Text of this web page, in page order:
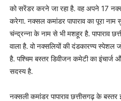
को सरेंडर करने जा रहा है. वह अपने 17
करेगा. नक्सल कमांडर पापाराव का पूरा नाम
चंन्द्रन्ना के नाम से भी मशहूर है. पापाराव
वाला है. वो नक्सलियों की दंडकारण्य
है. पश्चिम बस्तर डिवीजन कमेटी का इंचार्ज
सदस्य है.
नक्सली कमांडर पापाराव छत्तीसगढ़ के